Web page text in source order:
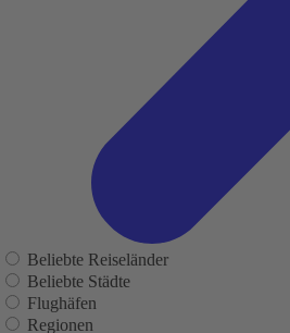
Beliebte Reiseländer
Beliebte Städte
Flughäfen
Regionen